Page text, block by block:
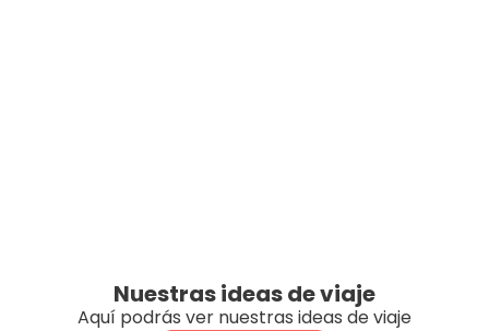
Nuestras ideas de viaje
Aquí podrás ver nuestras ideas de viaje